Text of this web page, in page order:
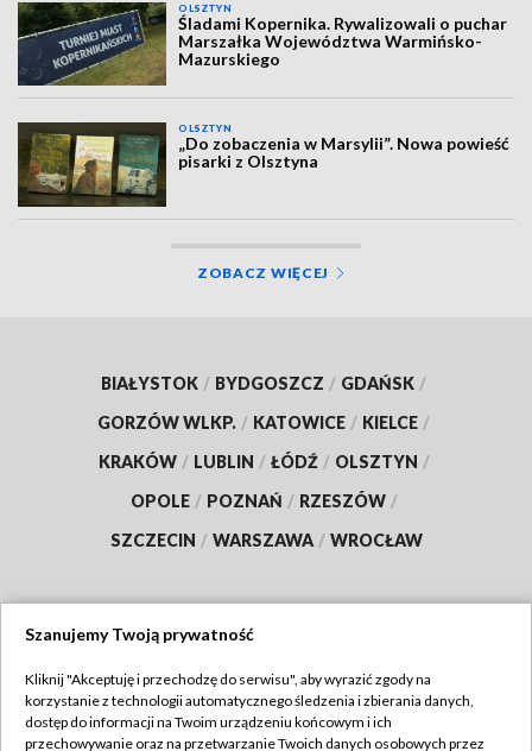
OLSZTYN
Śladami Kopernika. Rywalizowali o puchar
Marszałka Województwa Warmińsko-
Mazurskiego
OLSZTYN
„Do zobaczenia w Marsylii”. Nowa powieść
pisarki z Olsztyna
ZOBACZ WIĘCEJ
BIAŁYSTOK / BYDGOSZCZ / GDAŃSK /
GORZÓW WLKP. / KATOWICE / KIELCE /
KRAKÓW / LUBLIN / ŁÓDŹ / OLSZTYN /
OPOLE / POZNAŃ / RZESZÓW /
SZCZECIN / WARSZAWA / WROCŁAW
TVP
Abonament TVP
Szanujemy Twoją prywatność
Kliknij "Akceptuję i przechodzę do serwisu", aby wyrazić zgody na
korzystanie z technologii automatycznego śledzenia i zbierania danych,
dostęp do informacji na Twoim urządzeniu końcowym i ich
przechowywanie oraz na przetwarzanie Twoich danych osobowych przez